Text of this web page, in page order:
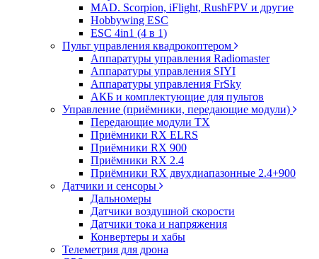
MAD. Scorpion, iFlight, RushFPV и другие
Hobbywing ESC
ESC 4in1 (4 в 1)
Пульт управления квадрокоптером
Аппаратуры управления Radiomaster
Аппаратуры управления SIYI
Аппаратуры управления FrSky
АКБ и комплектующие для пультов
Управление (приёмники, передающие модули)
Передающие модули TX
Приёмники RX ELRS
Приёмники RX 900
Приёмники RX 2.4
Приёмники RX двухдиапазонные 2.4+900
Датчики и сенсоры
Дальномеры
Датчики воздушной скорости
Датчики тока и напряжения
Конвертеры и хабы
Телеметрия для дрона